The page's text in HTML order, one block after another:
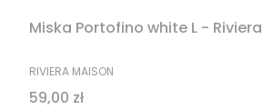
Miska Portofino white L -
PRODUCENT
RIVIERA MAISON
Cena
59,00 zł